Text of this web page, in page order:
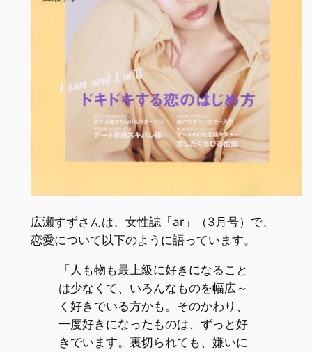
広瀬すずさんは、女性誌「ar」（3月号）で、
恋愛について以下のように語っています。
「人も物も最上級に好きになること
は少なくて、いろんなものを幅広～
く好きでいる方かも。そのかわり、
一度好きになったものは、ずっと好
きでいます。裏切られても、嫌いに